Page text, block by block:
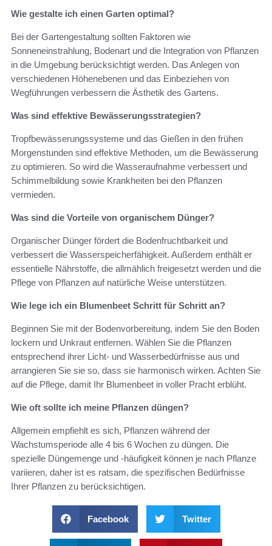
Wie gestalte ich einen Garten optimal?
Bei der Gartengestaltung sollten Faktoren wie
Sonneneinstrahlung, Bodenart und die Integration von Pflanzen
in die Umgebung berücksichtigt werden. Das Anlegen von
verschiedenen Höhenebenen und das Einbeziehen von
Wegführungen verbessern die Ästhetik des Gartens.
Was sind effektive Bewässerungsstrategien?
Tropfbewässerungssysteme und das Gießen in den frühen
Morgenstunden sind effektive Methoden, um die Bewässerung
zu optimieren. So wird die Wasseraufnahme verbessert und
Schimmelbildung sowie Krankheiten bei den Pflanzen
vermieden.
Was sind die Vorteile von organischem Dünger?
Organischer Dünger fördert die Bodenfruchtbarkeit und
verbessert die Wasserspeicherfähigkeit. Außerdem enthält er
essentielle Nährstoffe, die allmählich freigesetzt werden und die
Pflege von Pflanzen auf natürliche Weise unterstützen.
Wie lege ich ein Blumenbeet Schritt für Schritt an?
Beginnen Sie mit der Bodenvorbereitung, indem Sie den Boden
lockern und Unkraut entfernen. Wählen Sie die Pflanzen
entsprechend ihrer Licht- und Wasserbedürfnisse aus und
arrangieren Sie sie so, dass sie harmonisch wirken. Achten Sie
auf die Pflege, damit Ihr Blumenbeet in voller Pracht erblüht.
Wie oft sollte ich meine Pflanzen düngen?
Allgemein empfiehlt es sich, Pflanzen während der
Wachstumsperiode alle 4 bis 6 Wochen zu düngen. Die
spezielle Düngemenge und -häufigkeit können je nach Pflanze
variieren, daher ist es ratsam, die spezifischen Bedürfnisse
Ihrer Pflanzen zu berücksichtigen.
Facebook Twitter